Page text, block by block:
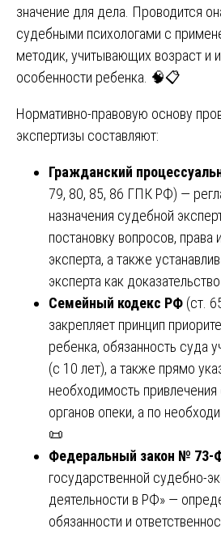
значение для дела. Проводится
судебными психологами с
методик, учитывающих возраст и
особенности ребенка. 🧠📋
Нормативно-правовую основу
экспертизы составляют:
Гражданский
79, 80, 85, 86 ГПК РФ) —
назначения судебной
постановку вопросов, права
эксперта, а также
эксперта как
Семейный кодекс РФ (ст.
закрепляет принцип
ребенка, обязанность суда
(с 10 лет), а также прямо
необходимость привлечения
органов опеки, а по
📜
Федеральный закон № 73-
государственной судебно-
деятельности в РФ» —
обязанности и